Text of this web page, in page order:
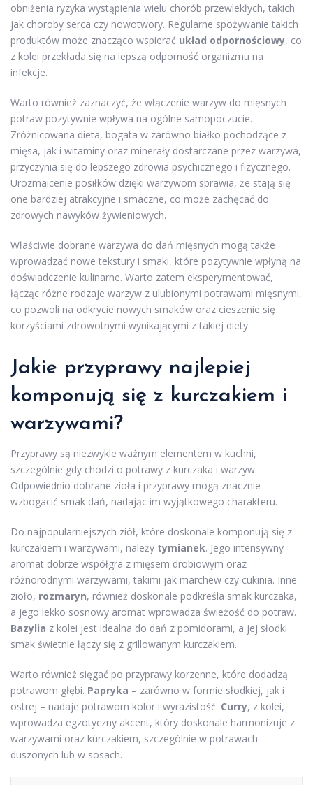
obniżenia ryzyka wystąpienia wielu chorób przewlekłych, takich
jak choroby serca czy nowotwory. Regularne spożywanie takich
produktów może znacząco wspierać układ odpornościowy, co
z kolei przekłada się na lepszą odporność organizmu na
infekcje.
Warto również zaznaczyć, że włączenie warzyw do mięsnych
potraw pozytywnie wpływa na ogólne samopoczucie.
Zróżnicowana dieta, bogata w zarówno białko pochodzące z
mięsa, jak i witaminy oraz minerały dostarczane przez warzywa,
przyczynia się do lepszego zdrowia psychicznego i fizycznego.
Urozmaicenie posiłków dzięki warzywom sprawia, że stają się
one bardziej atrakcyjne i smaczne, co może zachęcać do
zdrowych nawyków żywieniowych.
Właściwie dobrane warzywa do dań mięsnych mogą także
wprowadzać nowe tekstury i smaki, które pozytywnie wpłyną na
doświadczenie kulinarne. Warto zatem eksperymentować,
łącząc różne rodzaje warzyw z ulubionymi potrawami mięsnymi,
co pozwoli na odkrycie nowych smaków oraz cieszenie się
korzyściami zdrowotnymi wynikającymi z takiej diety.
Jakie przyprawy najlepiej
komponują się z kurczakiem i
warzywami?
Przyprawy są niezwykle ważnym elementem w kuchni,
szczególnie gdy chodzi o potrawy z kurczaka i warzyw.
Odpowiednio dobrane zioła i przyprawy mogą znacznie
wzbogacić smak dań, nadając im wyjątkowego charakteru.
Do najpopularniejszych ziół, które doskonale komponują się z
kurczakiem i warzywami, należy tymianek. Jego intensywny
aromat dobrze współgra z mięsem drobiowym oraz
różnorodnymi warzywami, takimi jak marchew czy cukinia. Inne
zioło, rozmaryn, również doskonale podkreśla smak kurczaka,
a jego lekko sosnowy aromat wprowadza świeżość do potraw.
Bazylia z kolei jest idealna do dań z pomidorami, a jej słodki
smak świetnie łączy się z grillowanym kurczakiem.
Warto również sięgać po przyprawy korzenne, które dodadzą
potrawom głębi. Papryka – zarówno w formie słodkiej, jak i
ostrej – nadaje potrawom kolor i wyrazistość. Curry, z kolei,
wprowadza egzotyczny akcent, który doskonale harmonizuje z
warzywami oraz kurczakiem, szczególnie w potrawach
duszonych lub w sosach.